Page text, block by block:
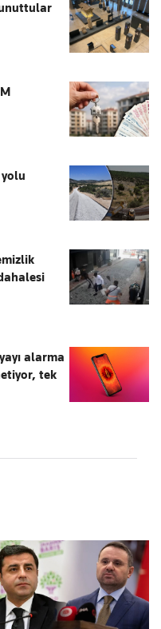
unuttular
alarma
tek